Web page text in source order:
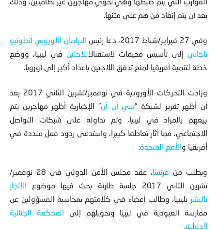
بعد أن يتم إنقاذ من هم على متنها.
وفي 27 فبراير/شباط 2017، دعا رئيس البرلمان الأوروبي أنطونيو
تاجانيإلى تأسيس مخيمات لاستقبالاللاجئين في ليبيا، ووضع
خطة لتنمية أفريقيا لمنع تدفق اللاجئين بأعداد أكبر إلى أوروبا.
وزادت التحركات الأوروبية في نوفمبر/تشرين الثاني 2017 بعد
أن أظهر تقرير لشبكة “سي أن أن” الإخبارية أظهر مهاجرين يتم
بيعهم بالمزاد في ليبيا، وتم تداوله على شبكات التواصل
الاجتماعي، مما أثار تعاطفا كبيرا، واستدعى ردود فعل منددة في
أفريقيا والأمم المتحدة.
وبطلب من فرنسا،
عقد مجلس الأمن الدولي في 28 نوفمبر/
تشرين الثاني 2017 جلسة طارئة بحث فيها موضوع
الاتجار
بالبشر بليبيا، وطالب أعضاء في كلامتهم بمحاسبة المسؤولين عن
ممارسة العبودية في ليبيا وتحويلهم إلى المحكمة الجنائية
الدولية.